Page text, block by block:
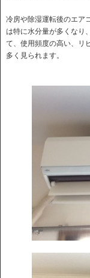
冷房や除湿運転後のエア
は特に水分量が多くなり
て、使用頻度の高い、リ
多く見られます。